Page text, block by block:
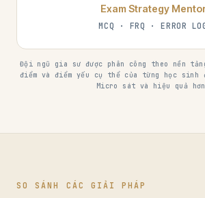
Exam Strategy
MCQ · FRQ · ERROR
Đội ngũ gia sư được phân công theo nền
điểm và điểm yếu cụ thể của từng học sinh
Micro sát và hiệu quả
SO SÁNH CÁC GIẢI PHÁP